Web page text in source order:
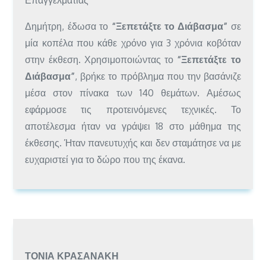
Δημήτρη, έδωσα το “Ξεπετάξτε το Διάβασμα” σε
μία κοπέλα που κάθε χρόνο για 3 χρόνια κοβόταν
στην έκθεση. Χρησιμοποιώντας το “Ξεπετάξτε το
Διάβασμα”, βρήκε το πρόβλημα που την βασάνιζε
μέσα στον πίνακα των 140 θεμάτων. Αμέσως
εφάρμοσε τις προτεινόμενες τεχνικές. Το
αποτέλεσμα ήταν να γράψει 18 στο μάθημα της
έκθεσης. Ήταν πανευτυχής και δεν σταμάτησε να με
ευχαριστεί για το δώρο που της έκανα.
ΤΌΝΙΑ ΚΡΑΣΑΝΆΚΗ